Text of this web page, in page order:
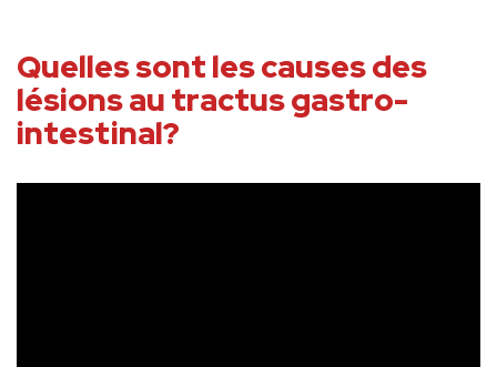
Quelles sont les causes des
lésions au tractus gastro-
intestinal?